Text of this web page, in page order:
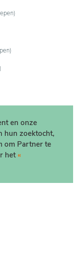
en onze
hun zoektocht,
om Partner te
het «